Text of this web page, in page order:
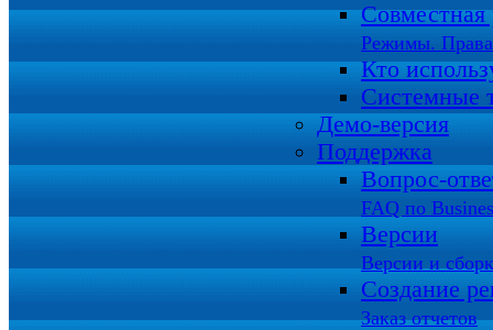
Совместная
Режимы. Права
Кто
Системные
Демо-версия
Поддержка
Вопрос-
FAQ по
Версии
Версии и
Создание
Заказ отчетов